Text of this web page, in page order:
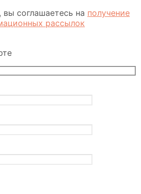
вы соглашаетесь на получение
рассылок